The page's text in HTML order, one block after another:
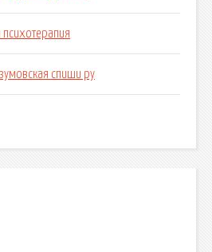
спиши ру